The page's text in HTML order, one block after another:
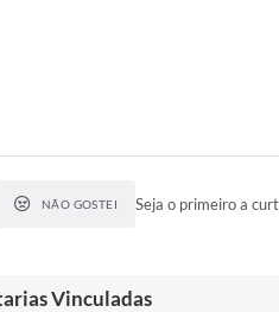
NÃO GOSTEI Seja o primeiro a
Vinculadas